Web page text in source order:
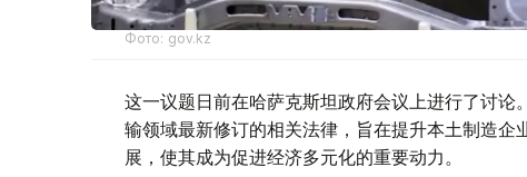
Фото: gov.kz
这一议题日前在哈萨克斯坦政府会议上进行了讨论
输领域最新修订的相关法律，旨在提升本土制造
展，使其成为促进经济多元化的重要动力。